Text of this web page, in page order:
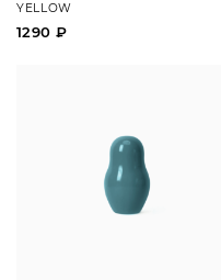
YELLOW
1290 ₽